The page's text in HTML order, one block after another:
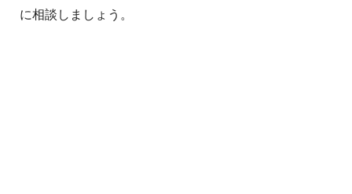
に相談しましょう。